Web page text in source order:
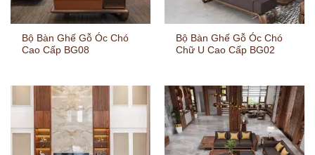
Bộ Bàn Ghế Gỗ Óc Chó
Cao Cấp BG08
Bộ Bàn Ghế Gỗ Óc Chó
Chữ U Cao Cấp BG02